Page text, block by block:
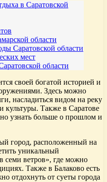
в Саратовской
области
Саратовской области
мест
области
своей богатой историей и
Здесь можно
насладиться видом на реку
культуры. Также в Саратове
узнать больше о прошлом и
город, расположенный на
уникальный
семи ветров», где можно
Также в Балаково есть
отдохнуть от суеты города